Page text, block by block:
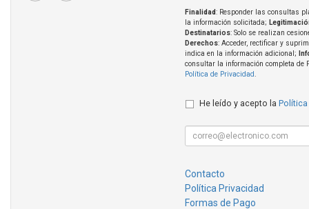
Finalidad: Responder las consultas
la información solicitada;
Destinatarios: Solo se realizan
Derechos: Acceder, rectificar y
indica en la información adicional;
consultar la información completa de
Política de Privacidad.
He leído y acepto la Política
Contacto
Política Privacidad
Formas de Pago